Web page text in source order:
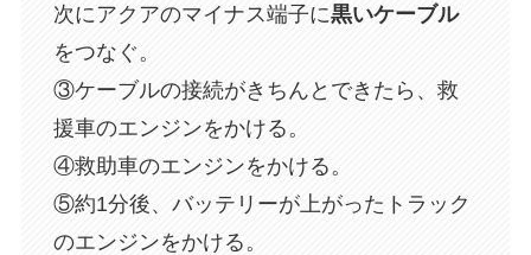
次にアクアのマイナス端子に黒いケーブル
をつなぐ。
③ケーブルの接続がきちんとできたら、救
援車のエンジンをかける。
④救助車のエンジンをかける。
⑤約1分後、バッテリーが上がったトラック
のエンジンをかける。